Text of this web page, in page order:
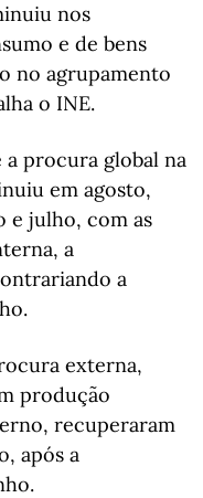
nos
e de bens
no agrupamento
o INE.
a procura global na
em agosto,
e julho, com as
a
a
externa,
produção
recuperaram
após a